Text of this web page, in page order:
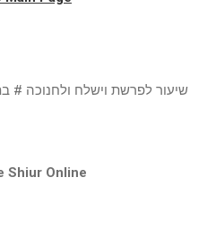
שיעור לפרשת וישלח ולחנוכה #
Shiur Online